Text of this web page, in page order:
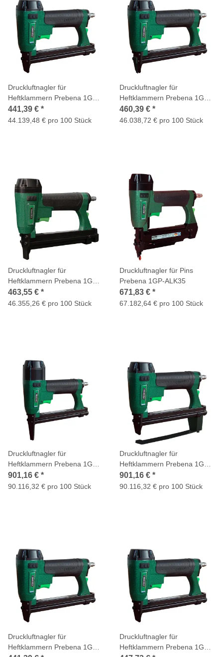
Druckluftnagler für
Heftklammern Prebena 1GP-
A16
441,39 € *
44.139,48 € pro 100 Stück
Druckluftnagler für
Heftklammern Prebena 1GP-
A16SDS
460,39 € *
46.038,72 € pro 100 Stück
Druckluftnagler für
Heftklammern Prebena 1GP-
A25
463,55 € *
46.355,26 € pro 100 Stück
Druckluftnagler für Pins
Prebena 1GP-ALK35
671,83 € *
67.182,64 € pro 100 Stück
Druckluftnagler für
Heftklammern Prebena 1GP-
A16LN50
901,16 € *
90.116,32 € pro 100 Stück
Druckluftnagler für
Heftklammern Prebena 1GP-
A16NH
901,16 € *
90.116,32 € pro 100 Stück
Druckluftnagler für
Heftklammern Prebena 1GP-
Druckluftnagler für
Heftklammern Prebena 1GP-